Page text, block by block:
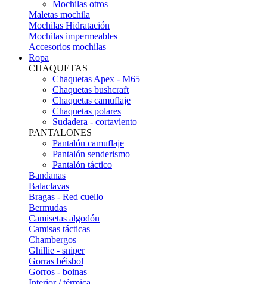
Mochilas otros
Maletas mochila
Mochilas Hidratación
Mochilas impermeables
Accesorios mochilas
Ropa
CHAQUETAS
Chaquetas Apex - M65
Chaquetas bushcraft
Chaquetas camuflaje
Chaquetas polares
Sudadera - cortaviento
PANTALONES
Pantalón camuflaje
Pantalón senderismo
Pantalón táctico
Bandanas
Balaclavas
Bragas - Red cuello
Bermudas
Camisetas algodón
Camisas tácticas
Chambergos
Ghillie - sniper
Gorras béisbol
Gorros - boinas